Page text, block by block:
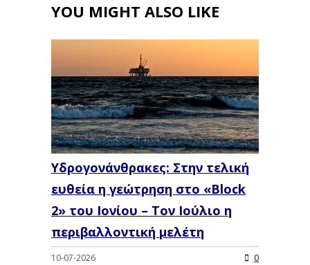
YOU MIGHT ALSO LIKE
Υδρογονάνθρακες: Στην τελική
ευθεία η γεώτρηση στο «Block
2» του Ιονίου – Τον Ιούλιο η
περιβαλλοντική μελέτη
10-07-2026 0